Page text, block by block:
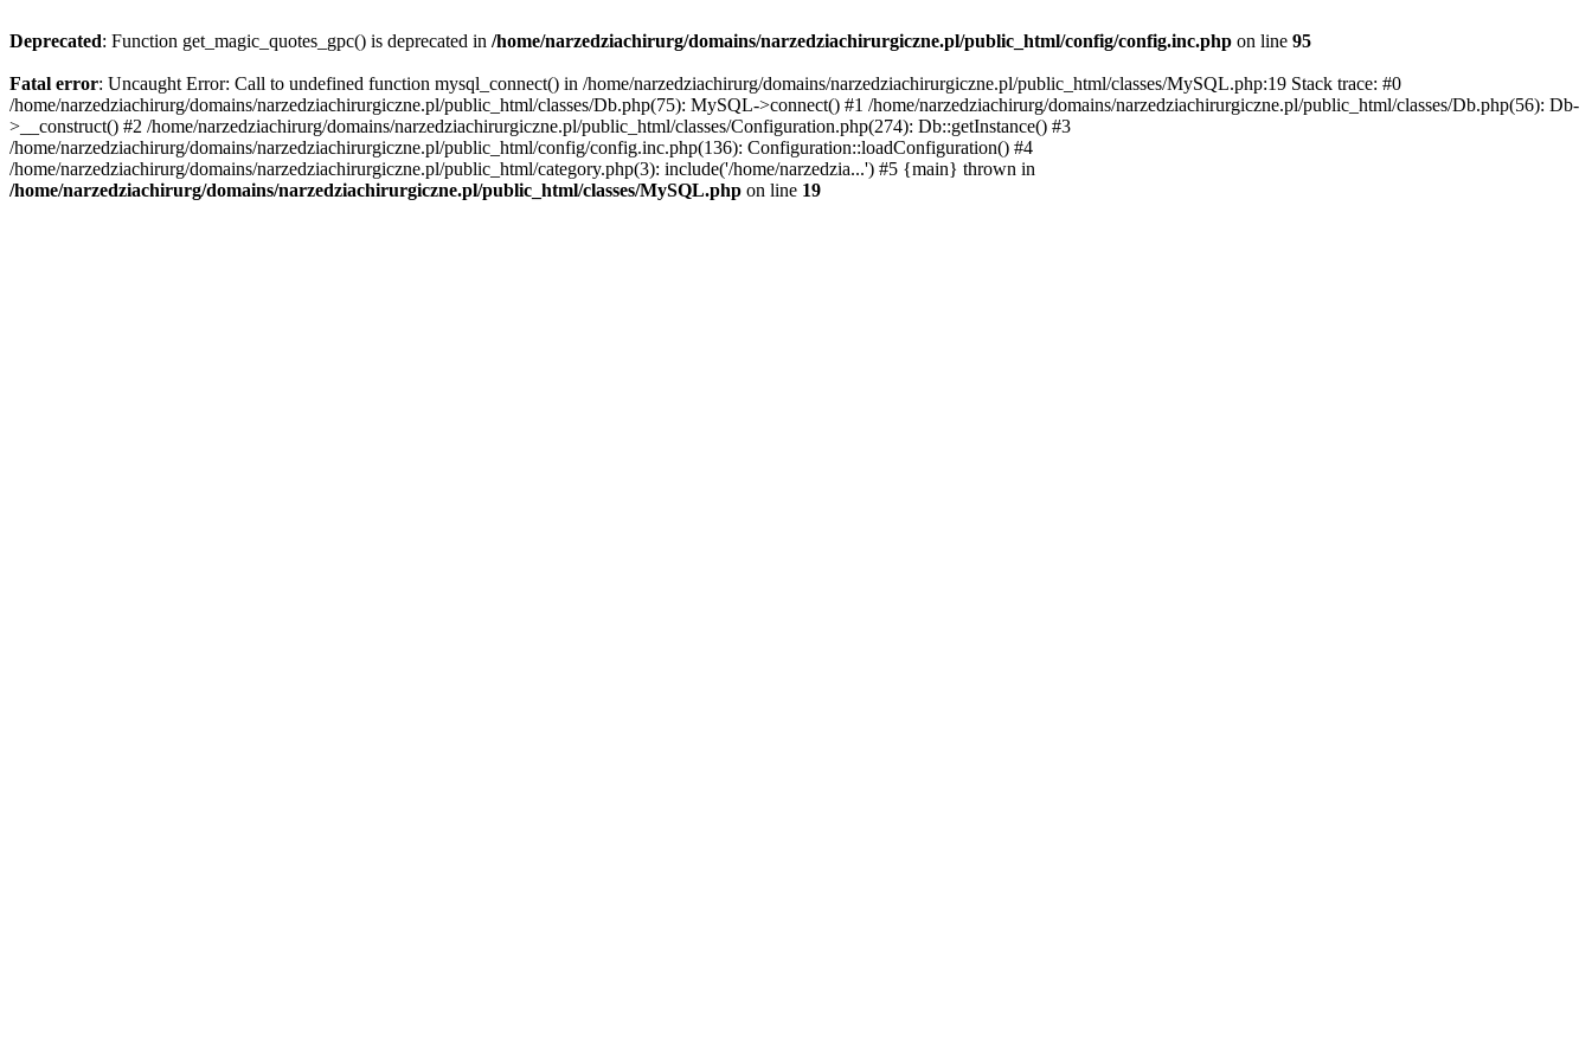
Deprecated: Function get_magic_quotes_gpc() is deprecated in /home/narzedziachirurg/domains/narzedziachirurgiczne.pl/public_html/config/config.inc.php on line 95
Fatal error: Uncaught Error: Call to undefined function mysql_connect() in /home/narzedziachirurg/domains/narzedziachirurgiczne.pl/public_html/classes/MySQL.php:19 Stack trace: #0
/home/narzedziachirurg/domains/narzedziachirurgiczne.pl/public_html/classes/Db.php(75): MySQL->connect() #1 /home/narzedziachirurg/domains/narzedziachirurgiczne.pl/public_html/classes/Db.php(56): Db-
>__construct() #2 /home/narzedziachirurg/domains/narzedziachirurgiczne.pl/public_html/classes/Configuration.php(274): Db::getInstance() #3
/home/narzedziachirurg/domains/narzedziachirurgiczne.pl/public_html/config/config.inc.php(136): Configuration::loadConfiguration() #4
/home/narzedziachirurg/domains/narzedziachirurgiczne.pl/public_html/category.php(3): include('/home/narzedzia...') #5 {main} thrown in
/home/narzedziachirurg/domains/narzedziachirurgiczne.pl/public_html/classes/MySQL.php on line 19